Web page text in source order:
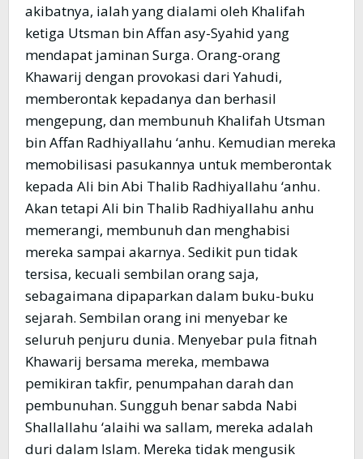
akibatnya, ialah yang dialami oleh Khalifah
ketiga Utsman bin Affan asy-Syahid yang
mendapat jaminan Surga. Orang-orang
Khawarij dengan provokasi dari Yahudi,
memberontak kepadanya dan berhasil
mengepung, dan membunuh Khalifah Utsman
bin Affan Radhiyallahu ‘anhu. Kemudian mereka
memobilisasi pasukannya untuk memberontak
kepada Ali bin Abi Thalib Radhiyallahu ‘anhu.
Akan tetapi Ali bin Thalib Radhiyallahu anhu
memerangi, membunuh dan menghabisi
mereka sampai akarnya. Sedikit pun tidak
tersisa, kecuali sembilan orang saja,
sebagaimana dipaparkan dalam buku-buku
sejarah. Sembilan orang ini menyebar ke
seluruh penjuru dunia. Menyebar pula fitnah
Khawarij bersama mereka, membawa
pemikiran takfir, penumpahan darah dan
pembunuhan. Sungguh benar sabda Nabi
Shallallahu ‘alaihi wa sallam, mereka adalah
duri dalam Islam. Mereka tidak mengusik